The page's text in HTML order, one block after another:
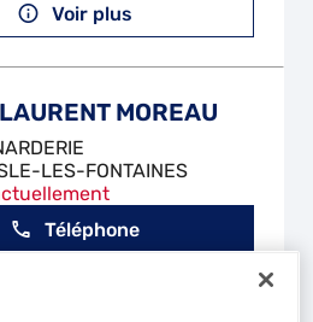
Voir plus
MOREAU
LES-FONTAINES
Téléphone